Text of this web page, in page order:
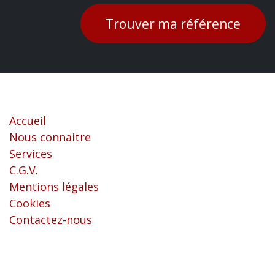
Trouver ma référence
Accueil
Nous connaitre
Services
C.G.V.
Mentions légales
Cookies
Contactez-nous